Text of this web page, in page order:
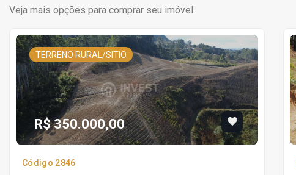
Veja mais opções para comprar seu imóvel
TERRENO RURAL/SITIO
R$ 350.000,00
Código 2846